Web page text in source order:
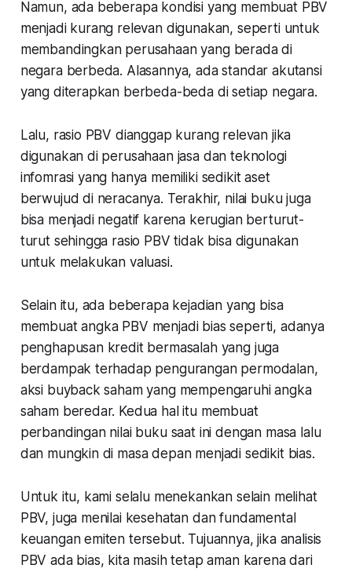
Namun, ada beberapa kondisi yang membuat PBV
menjadi kurang relevan digunakan, seperti untuk
membandingkan perusahaan yang berada di
negara berbeda. Alasannya, ada standar akutansi
yang diterapkan berbeda-beda di setiap negara.
Lalu, rasio PBV dianggap kurang relevan jika
digunakan di perusahaan jasa dan teknologi
infomrasi yang hanya memiliki sedikit aset
berwujud di neracanya. Terakhir, nilai buku juga
bisa menjadi negatif karena kerugian berturut-
turut sehingga rasio PBV tidak bisa digunakan
untuk melakukan valuasi.
Selain itu, ada beberapa kejadian yang bisa
membuat angka PBV menjadi bias seperti, adanya
penghapusan kredit bermasalah yang juga
berdampak terhadap pengurangan permodalan,
aksi buyback saham yang mempengaruhi angka
saham beredar. Kedua hal itu membuat
perbandingan nilai buku saat ini dengan masa lalu
dan mungkin di masa depan menjadi sedikit bias.
Untuk itu, kami selalu menekankan selain melihat
PBV, juga menilai kesehatan dan fundamental
keuangan emiten tersebut. Tujuannya, jika analisis
PBV ada bias, kita masih tetap aman karena dari